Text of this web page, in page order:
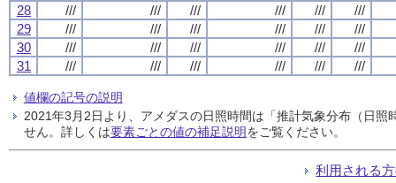
28
/// /// /// /// ///
///
29
/// /// /// /// ///
///
30
/// /// /// /// ///
///
31
/// /// /// /// /// ///
値欄の記号の説明
2021年3月2日より、アメダスの日照時間は「推計気象分布（日
せん。詳しくは要素ごとの値の補足説明をご覧ください。
利用される